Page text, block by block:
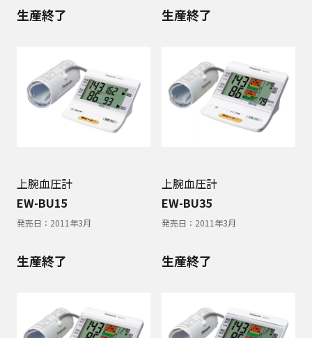
生産終了
上腕血圧計
EW-BU15
発売日： 2011年3月
生産終了
上腕血圧計
EW-BU35
発売日： 2011年3月
生産終了 生産終了